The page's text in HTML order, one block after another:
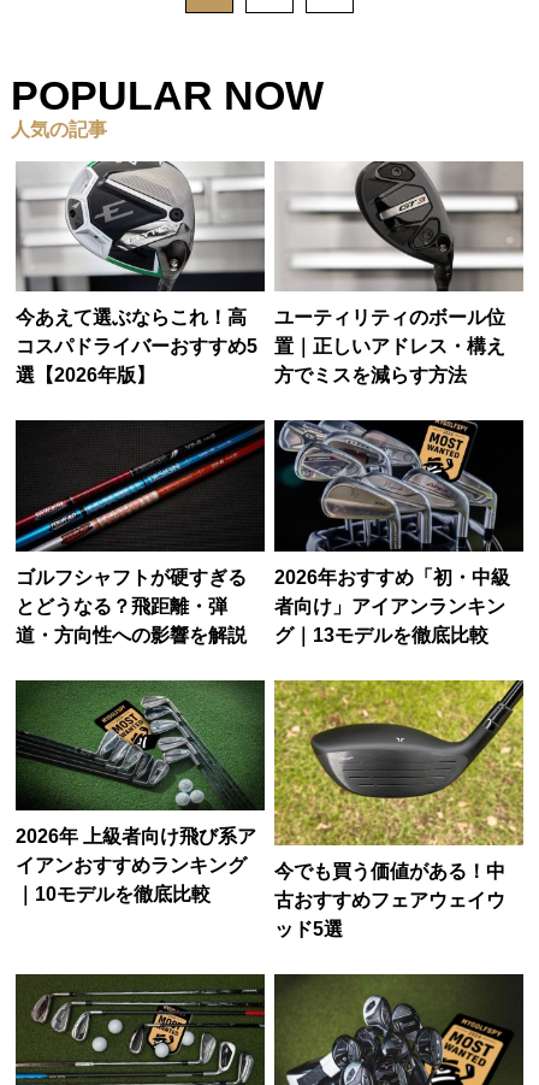
POPULAR NOW
人気の記事
今あえて選ぶならこれ！高
コスパドライバーおすすめ5
選【2026年版】
ユーティリティのボール位
置｜正しいアドレス・構え
方でミスを減らす方法
ゴルフシャフトが硬すぎる
とどうなる？飛距離・弾
道・方向性への影響を解説
2026年おすすめ「初・中級
者向け」アイアンランキン
グ｜13モデルを徹底比較
2026年 上級者向け飛び系ア
イアンおすすめランキング
｜10モデルを徹底比較
今でも買う価値がある！中
古おすすめフェアウェイウ
ッド5選